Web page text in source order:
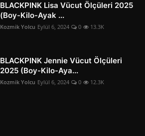
BLACKPINK Lisa Vücut Ölçüleri 2025
(Boy-Kilo-Ayak ...
Kozmik Yolcu Eylül 6, 2024 0 13.3K
BLACKPINK Jennie Vücut Ölçüleri
2025 (Boy-Kilo-Aya...
Kozmik Yolcu Eylül 6, 2024 0 12.3K